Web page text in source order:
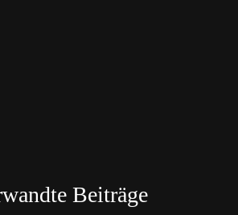
Beiträge